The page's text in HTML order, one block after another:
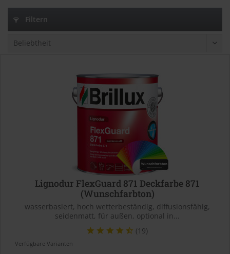
Filtern
Lignodur FlexGuard 871 Deckfarbe 871
(Wunschfarbton)
wasserbasiert, hoch wetterbeständig, diffusionsfähig,
seidenmatt, für außen, optional in...
(19)
Verfügbare Varianten